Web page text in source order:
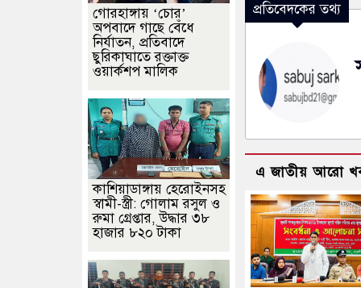
প্রতিবেদকের তথ্য
এ জাতীয় আরো
গোরহাঙ্গায় ‘চোর’
অপবাদে গাছে বেঁধে
নির্যাতন, প্রতিবাদে
ছুরিকাঘাতে রক্তাক্ত
ওয়ার্কশপ মালিক
কাশিয়াডাঙ্গায় হেরোইনসহ
স্বামী-স্ত্রী: গোলাম রসুল ও
রুমা গ্রেপ্তার, উদ্ধার ৩৮
হাজার ৮২০ টাকা